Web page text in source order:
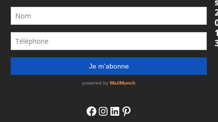
Merci également aux personnes qui ont laissé un
avis sur Google ou un témoignage sur le site
et je me suis dit, comme tant d'autres personnes :
mais pourquoi je n'ai pas fait appel à Élodie PLUS
TÔT !?!!
Cela fait tellement de bien après !!!
J'ai retrouvé des choses au fond d'une étagère que